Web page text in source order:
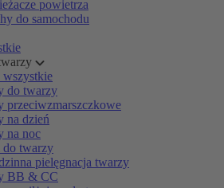
powietrza
do samochodu
wszystkie
do twarzy
przeciwzmarszczkowe
na dzień
na noc
twarzy
pielęgnacja twarzy
BB & CC